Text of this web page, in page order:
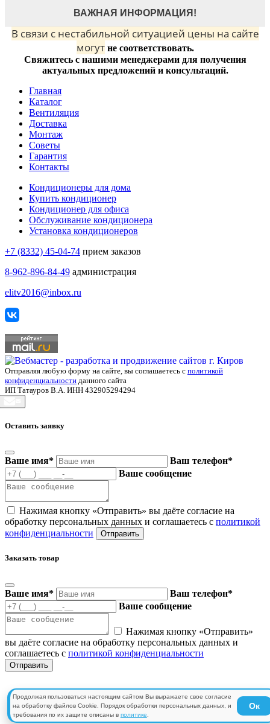
ВАЖНАЯ ИНФОРМАЦИЯ!
В связи с нестабильной ситуацией цены на сайте
могутне соответствовать.
Свяжитесь с нашими менеджерами для получения
актуальных предложений и консультаций.
Главная
Каталог
Вентиляция
Доставка
Монтаж
Советы
Гарантия
Контакты
Кондиционеры для дома
Купить кондиционер
Кондиционер для офиса
Обслуживание кондиционера
Установка кондиционеров
+7 (8332) 45-04-74 прием заказов
8-962-896-84-49 администрация
elitv2016@inbox.ru
Отправляя любую форму на сайте, вы соглашаетесь с политикой
конфиденциальности данного сайта
ИП Татауров В.А. ИНН 432905294294
Оставить заявку
Ваше имя* Ваш телефон*
Ваше сообщение
Нажимая кнопку «Отправить» вы даёте согласие на
обработку персональных данных и соглашаетесь с политикой
конфиденциальности
Заказать товар
Ваше имя* Ваш телефон*
Ваше сообщение
Нажимая кнопку «Отправить»
вы даёте согласие на обработку персональных данных и
соглашаетесь с политикой конфиденциальности
Продолжая пользоваться настоящим сайтом Вы выражаете свое согласие
на обработку файлов Cookie. Порядок обработки персональных данных, и
требования по их защите описаны в политике.
Ок